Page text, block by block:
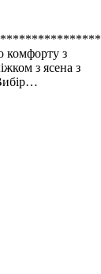
комфорту з
з ясена з